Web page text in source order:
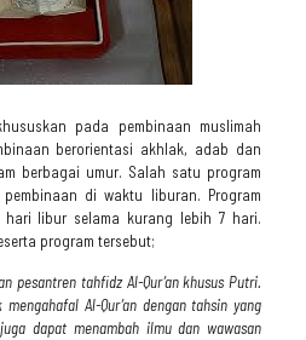
pada pembinaan muslimah
berorientasi akhlak, adab dan
berbagai umur. Salah satu program
di waktu liburan. Program
hari libur selama kurang lebih 7 hari.
program tersebut;
pesantren tahfidz Al-Qur’an khusus Putri.
Al-Qur’an dengan tahsin yang
dapat menambah ilmu dan wawasan